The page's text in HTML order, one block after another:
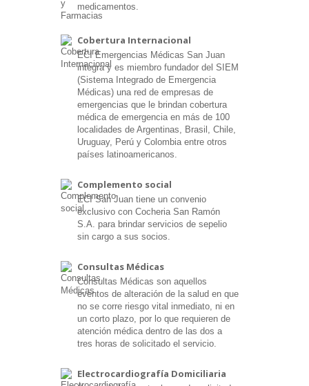
medicamentos.
Cobertura Internacional
ECI Emergencias Médicas San Juan
integra y es miembro fundador del SIEM
(Sistema Integrado de Emergencia
Médicas) una red de empresas de
emergencias que le brindan cobertura
médica de emergencia en más de 100
localidades de Argentinas, Brasil, Chile,
Uruguay, Perú y Colombia entre otros
países latinoamericanos.
Complemento social
ECI San Juan tiene un convenio
exclusivo con Cocheria San Ramón
S.A. para brindar servicios de sepelio
sin cargo a sus socios.
Consultas Médicas
Consultas Médicas son aquellos
eventos de alteración de la salud en que
no se corre riesgo vital inmediato, ni en
un corto plazo, por lo que requieren de
atención médica dentro de las dos a
tres horas de solicitado el servicio.
Electrocardiografía Domiciliaria